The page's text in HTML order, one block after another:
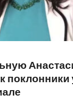
поклонники